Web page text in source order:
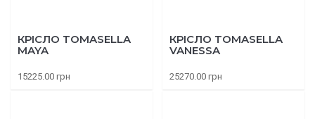
КРІСЛО TOMASELLA
MAYA
15225.00 грн
КРІСЛО TOMASELLA
VANESSA
25270.00 грн